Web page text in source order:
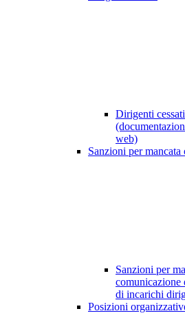
Dirigenti
web)
Sanzioni per
Sanzioni per
comunicazione
di incarichi
Posizioni